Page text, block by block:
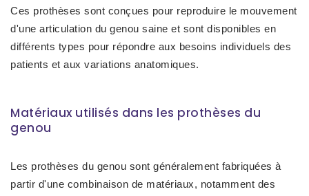
Ces prothèses sont conçues pour reproduire le mouvement
d'une articulation du genou saine et sont disponibles en
différents types pour répondre aux besoins individuels des
patients et aux variations anatomiques.
Matériaux utilisés dans les prothèses du
genou
Les prothèses du genou sont généralement fabriquées à
partir d'une combinaison de matériaux, notamment des